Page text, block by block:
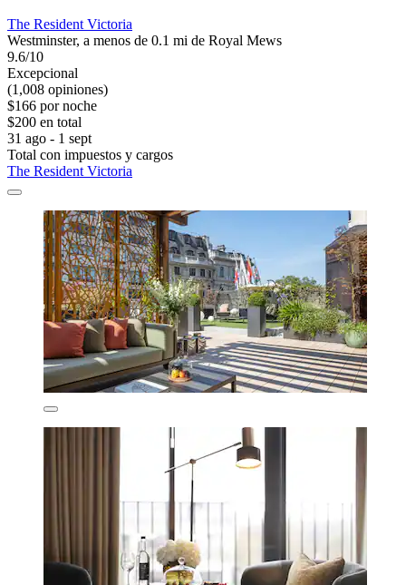
The Resident Victoria
Westminster, a menos de 0.1 mi de Royal Mews
9.6/10
Excepcional
(1,008 opiniones)
$166 por noche
$200 en total
31 ago - 1 sept
Total con impuestos y cargos
The Resident Victoria